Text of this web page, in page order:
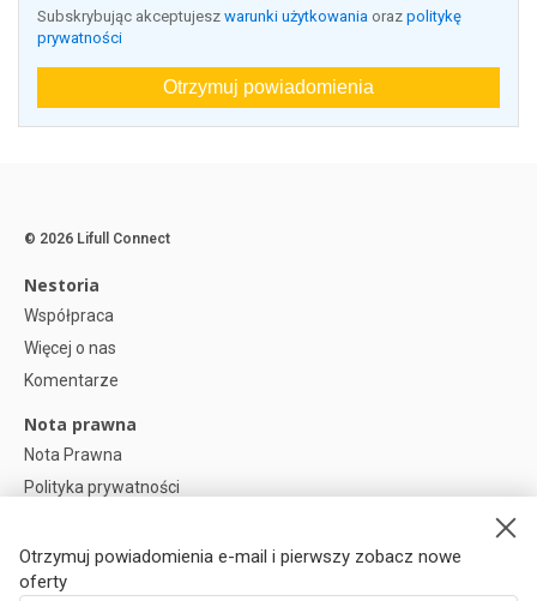
Subskrybując akceptujesz warunki użytkowania oraz politykę
prywatności
Otrzymuj powiadomienia
Otrzymuj powiadomienia e-mail i pierwszy zobacz nowe
oferty
© 2026 Lifull Connect
Nestoria
Współpraca
Więcej o nas
Komentarze
Nota prawna
Nota Prawna
Polityka prywatności
Preferencje plików cookie